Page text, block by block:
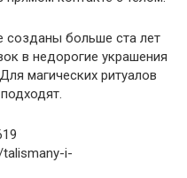
созданы больше ста лет
в недорогие украшения
магических ритуалов
talismany-i-